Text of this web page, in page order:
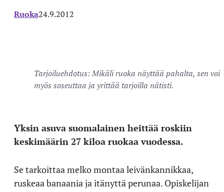
Ruoka24.9.2012
Tarjoiluehdotus: Mikäli ruoka näyttää pahalta, sen voi
myös soseuttaa ja yrittää tarjoilla nätisti.
Yksin asuva suomalainen heittää roskiin
keskimäärin 27 kiloa ruokaa vuodessa.
Se tarkoittaa melko montaa leivänkannikkaa,
ruskeaa banaania ja itänyttä perunaa. Opiskelijan